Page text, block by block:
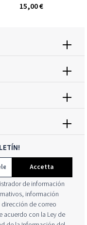
15,00 €
Accetta
de información
información
de correo
con la Ley de